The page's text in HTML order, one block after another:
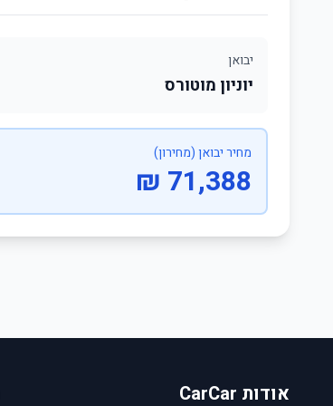
יבואן
יוניון מוטורס
מחיר יבואן (מחירון)
71,388 ₪
אודות CarCar